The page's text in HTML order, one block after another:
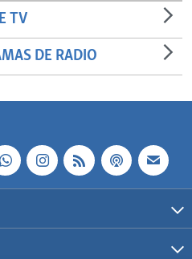
TV
DE RADIO